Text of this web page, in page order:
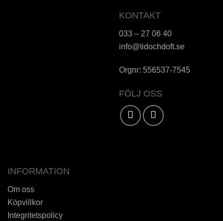
KONTAKT
033 – 27 06 40
info@tidochdoft.se
Orgnr: 556537-7545
FÖLJ OSS
INFORMATION
Om oss
Köpvillkor
Integritetspolicy